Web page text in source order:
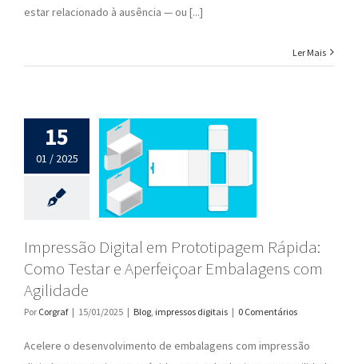
estar relacionado à ausência — ou [...]
Ler Mais
15
01 / 2025
Aperfeiçoar
Agilidade
Impressão Digital em Prototipagem Rápida:
Como Testar e Aperfeiçoar Embalagens com
Agilidade
Por Corgraf | 15/01/2025 | Blog impressos digitais | 0 Comentários
Acelere o desenvolvimento de embalagens com impressão